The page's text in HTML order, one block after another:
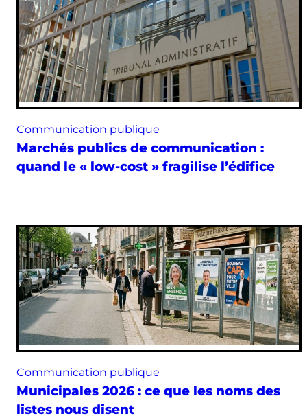
Communication publique
Marchés publics de communication :
quand le « low-cost » fragilise l’édifice
Communication publique
Municipales 2026 : ce que les noms des
listes nous disent